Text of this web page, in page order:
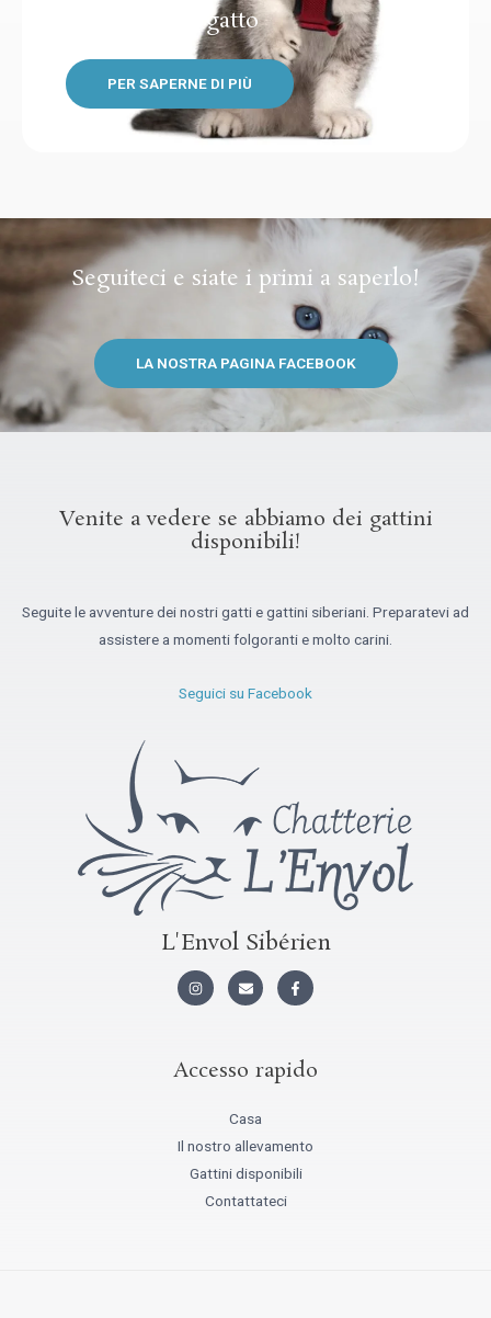
Imbrigliare il gatto
PER SAPERNE DI PIÙ
Seguiteci e siate i primi a saperlo!
LA NOSTRA PAGINA FACEBOOK
Venite a vedere se abbiamo dei gattini
disponibili!
Seguite le avventure dei nostri gatti e gattini siberiani. Preparatevi ad
assistere a momenti folgoranti e molto carini.
Seguici su Facebook
L'Envol Sibérien
n
s
a
B
u
s
F
a
c
o
k
Accesso rapido
Casa
Il nostro allevamento
Gattini disponibili
Contattateci